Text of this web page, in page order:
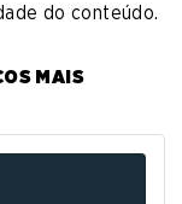
do conteúdo.
MAIS